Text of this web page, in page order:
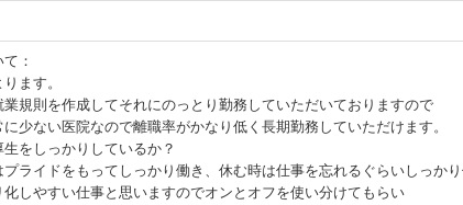
：
ます。
業規則を作成してそれにのっとり勤務していただいておりますので
に少ない医院なので離職率がかなり低く長期勤務していただけます。
をしっかりしているか？
ライドをもってしっかり働き、休む時は仕事を忘れるぐらいしっか
化しやすい仕事と思いますのでオンとオフを使い分けてもらい